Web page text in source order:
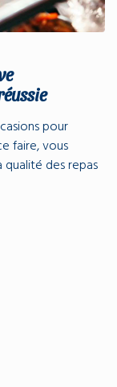
pour
faire, vous
des repas